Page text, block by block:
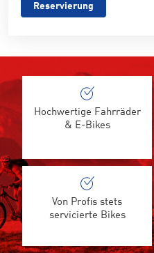
Reservierung
Hochwertige Fahrräder
& E-Bikes
Von Profis stets
servicierte Bikes